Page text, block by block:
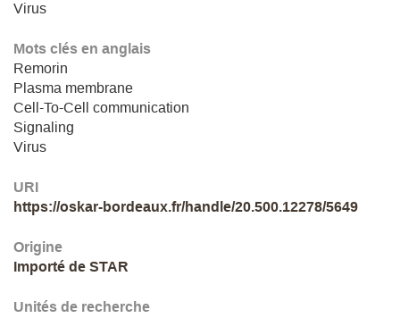
Virus
Mots clés en anglais
Remorin
Plasma membrane
Cell-To-Cell communication
Signaling
Virus
URI
https://oskar-bordeaux.fr/handle/20.500.12278/5649
Origine
Importé de STAR
Unités de recherche